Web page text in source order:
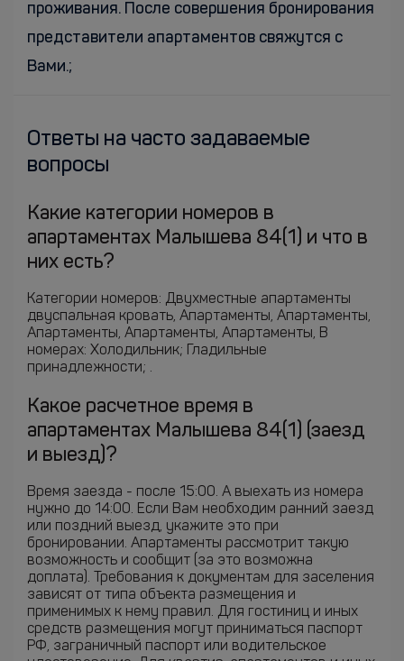
проживания. После совершения бронирования
представители апартаментов свяжутся с
Вами.;
Ответы на часто задаваемые
вопросы
Какие категории номеров в
апартаментах Малышева 84(1) и что в
них есть?
Категории номеров: Двухместные апартаменты
двуспальная кровать, Апартаменты, Апартаменты,
Апартаменты, Апартаменты, Апартаменты, В
номерах: Холодильник; Гладильные
принадлежности; .
Какое расчетное время в
апартаментах Малышева 84(1) (заезд
и выезд)?
Время заезда - после 15:00. А выехать из номера
нужно до 14:00. Если Вам необходим ранний заезд
или поздний выезд, укажите это при
бронировании. Апартаменты рассмотрит такую
возможность и сообщит (за это возможна
доплата). Требования к документам для заселения
зависят от типа объекта размещения и
применимых к нему правил. Для гостиниц и иных
средств размещения могут приниматься паспорт
РФ, заграничный паспорт или водительское